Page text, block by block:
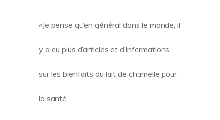
«Je pense qu’en général dans le monde, il
y a eu plus d’articles et d’informations
sur les bienfaits du lait de chamelle pour
la santé.